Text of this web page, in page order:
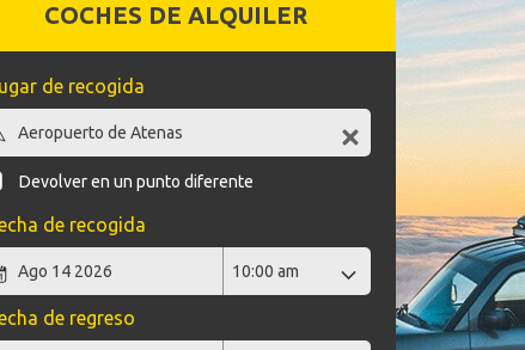
COCHES DE ALQUILER
de recogida
Devolver en un punto diferente
de recogida
de regreso